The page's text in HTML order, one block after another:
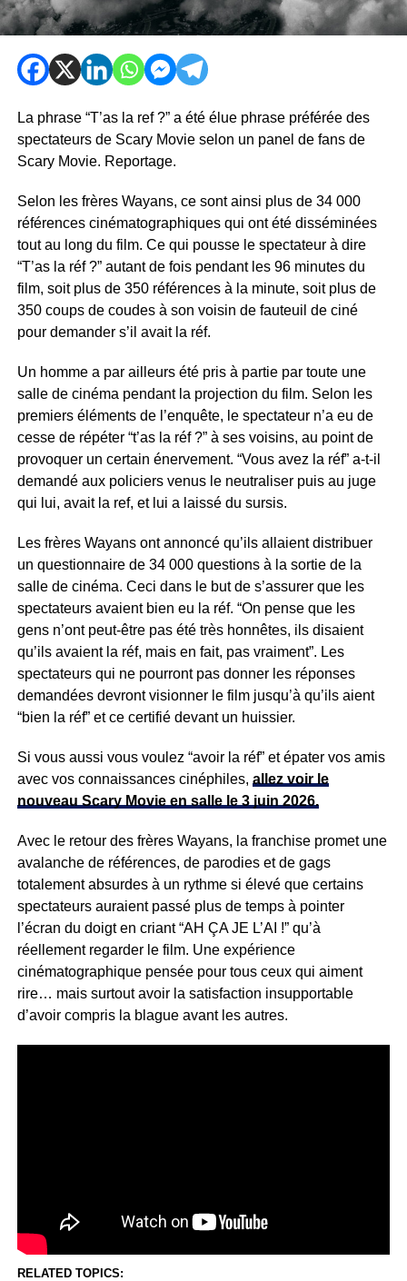
La phrase “T’as la ref ?” a été élue phrase préférée des
spectateurs de Scary Movie selon un panel de fans de
Scary Movie. Reportage.
Selon les frères Wayans, ce sont ainsi plus de 34 000
références cinématographiques qui ont été disséminées
tout au long du film. Ce qui pousse le spectateur à dire
“T’as la réf ?” autant de fois pendant les 96 minutes du
film, soit plus de 350 références à la minute, soit plus de
350 coups de coudes à son voisin de fauteuil de ciné
pour demander s’il avait la réf.
Un homme a par ailleurs été pris à partie par toute une
salle de cinéma pendant la projection du film. Selon les
premiers éléments de l’enquête, le spectateur n’a eu de
cesse de répéter “t’as la réf ?” à ses voisins, au point de
provoquer un certain énervement. “Vous avez la réf” a-t-il
demandé aux policiers venus le neutraliser puis au juge
qui lui, avait la ref, et lui a laissé du sursis.
Les frères Wayans ont annoncé qu’ils allaient distribuer
un questionnaire de 34 000 questions à la sortie de la
salle de cinéma. Ceci dans le but de s’assurer que les
spectateurs avaient bien eu la réf. “On pense que les
gens n’ont peut-être pas été très honnêtes, ils disaient
qu’ils avaient la réf, mais en fait, pas vraiment”. Les
spectateurs qui ne pourront pas donner les réponses
demandées devront visionner le film jusqu’à qu’ils aient
“bien la réf” et ce certifié devant un huissier.
Si vous aussi vous voulez “avoir la réf” et épater vos amis
avec vos connaissances cinéphiles, allez voir le
nouveau Scary Movie en salle le 3 juin 2026.
Avec le retour des frères Wayans, la franchise promet une
avalanche de références, de parodies et de gags
totalement absurdes à un rythme si élevé que certains
spectateurs auraient passé plus de temps à pointer
l’écran du doigt en criant “AH ÇA JE L’AI !” qu’à
réellement regarder le film. Une expérience
cinématographique pensée pour tous ceux qui aiment
rire… mais surtout avoir la satisfaction insupportable
d’avoir compris la blague avant les autres.
RELATED TOPICS: